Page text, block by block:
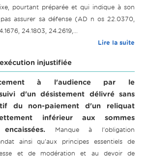
pourtant préparée et qui indique à son
assurer sa défense (AD n os 22.0370,
24.1803, 24.2619,...
Lire la suite
injustifiée
à l'audience par le
d'un désistement délivré sans
du non-paiement d'un reliquat
inférieur aux sommes
Manque à l'obligation
ainsi qu'aux principes essentiels de
et de modération et au devoir de